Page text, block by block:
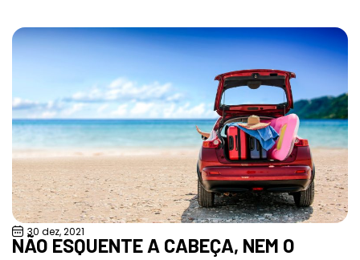
30 dez, 2021
NÃO ESQUENTE A CABEÇA, NEM O